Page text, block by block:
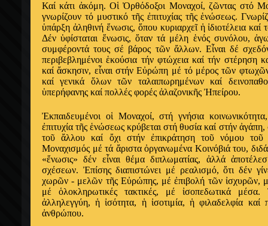
Καί κάτι ἀκόμη. Οἱ Ὀρθόδοξοι Μοναχοί, ζῶντας στό
γνωρίζουν τό μυστικό τῆς ἐπιτυχίας τῆς ἑνώσεως.
ὑπάρξη ἀληθινή ἕνωσις, ὅπου κυριαρχεῖ ἡ ἰδιοτέλεια
Δέν ὑφίσταται ἕνωσις, ὅταν τά μέλη ἑνός συνόλου,
συμφέροντά τους σέ βάρος τῶν ἄλλων. Εἶναι δέ
περιβεβλημένοι ἑκούσια τήν φτώχεια καί τήν στέρηση
καί ἄσκησιν, εἶναι στήν Εὐρώπη μέ τό μέρος τῶν
καί γενικά ὅλων τῶν ταλαιπωρημένων καί
ὑπερήφανης καί πολλές φορές ἀλαζονικῆς Ἠπείρου.
Ἐκπαιδευμένοι οἱ Μοναχοί, στή γνήσια
ἐπιτυχία τῆς ἑνώσεως κρύβεται στή θυσία καί στήν
τοῦ ἄλλου καί ὄχι στήν ἐπικράτηση τοῦ νόμου
Μοναχισμός μέ τά ἄριστα ὀργανωμένα Κοινόβιά του,
«ἕνωσις» δέν εἶναι θέμα διπλωματίας, ἀλλά
σχέσεων. Ἐπίσης διαπιστώνει μέ ρεαλισμό, ὅτι δέν
χωρῶν - μελῶν τῆς Εὐρώπης, μέ ἐπιβολή τῶν ἰσχυρῶν,
μέ ὁλοκληρωτικές τακτικές, μέ ἰσοπεδωτικά
ἀλληλεγγύη, ἡ ἰσότητα, ἡ ἰσοτιμία, ἡ φιλαδελφία
ἀνθρώπου.